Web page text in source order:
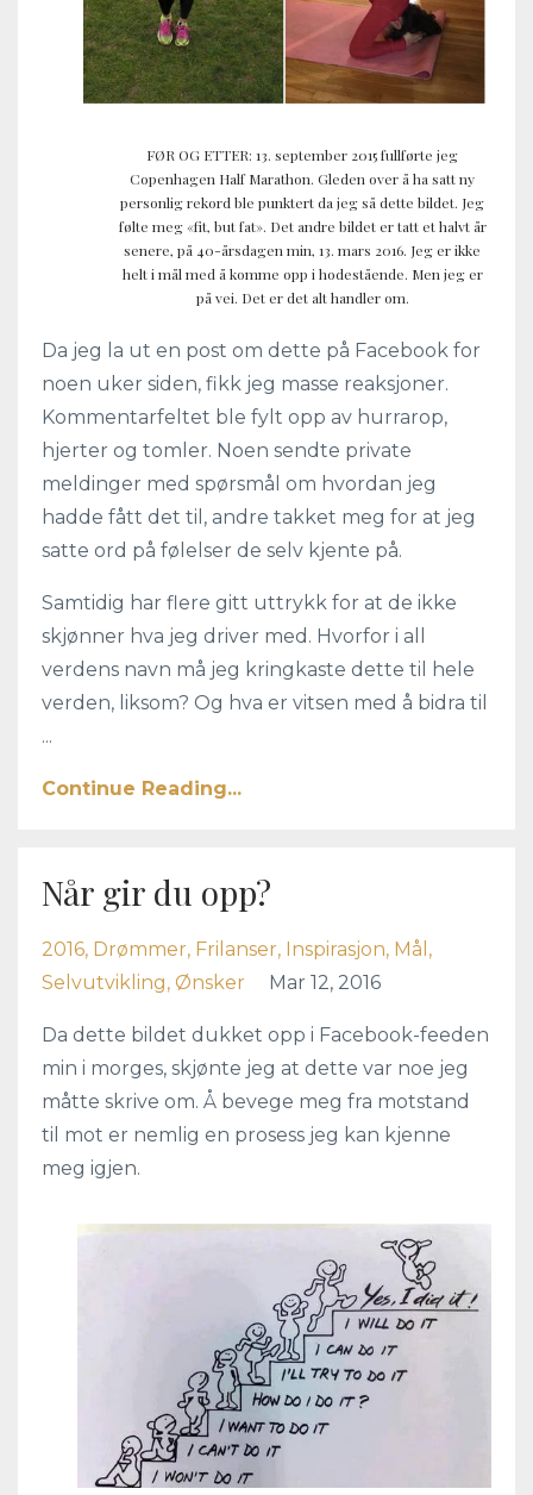
FØR OG ETTER: 13. september 2015 fullførte jeg
Copenhagen Half Marathon. Gleden over å ha satt ny
personlig rekord ble punktert da jeg så dette bildet. Jeg
følte meg «fit, but fat». Det andre bildet er tatt et halvt år
senere, på 40-årsdagen min, 13. mars 2016. Jeg er ikke
helt i mål med å komme opp i hodestående. Men jeg er
på vei. Det er det alt handler om.
Da jeg la ut en post om dette på Facebook for
noen uker siden, fikk jeg masse reaksjoner.
Kommentarfeltet ble fylt opp av hurrarop,
hjerter og tomler. Noen sendte private
meldinger med spørsmål om hvordan jeg
hadde fått det til, andre takket meg for at jeg
satte ord på følelser de selv kjente på.
Samtidig har flere gitt uttrykk for at de ikke
skjønner hva jeg driver med. Hvorfor i all
verdens navn må jeg kringkaste dette til hele
verden, liksom? Og hva er vitsen med å bidra til
...
Continue Reading...
Når gir du opp?
2016 Drømmer Frilanser Inspirasjon Mål
Selvutvikling Ønsker Mar 12, 2016
Da dette bildet dukket opp i Facebook-feeden
min i morges, skjønte jeg at dette var noe jeg
måtte skrive om. Å bevege meg fra motstand
til mot er nemlig en prosess jeg kan kjenne
meg igjen.